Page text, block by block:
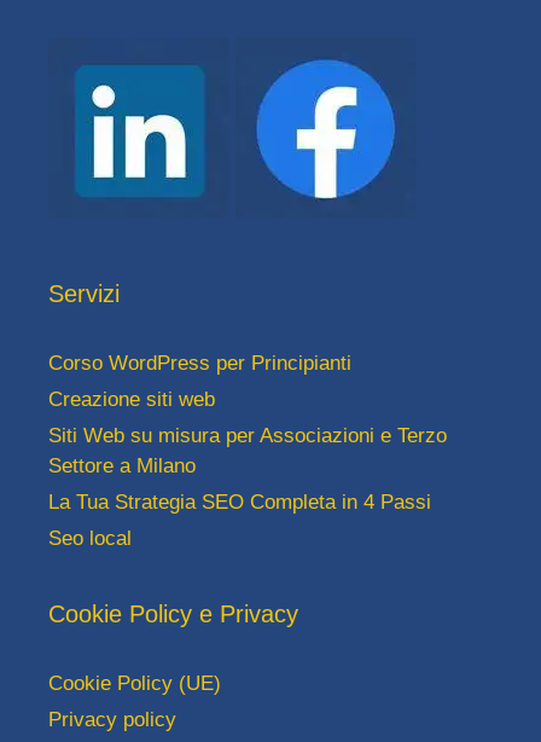
Servizi
Corso WordPress per Principianti
Creazione siti web
Siti Web su misura per Associazioni e Terzo
Settore a Milano
La Tua Strategia SEO Completa in 4 Passi
Seo local
Cookie Policy e Privacy
Cookie Policy (UE)
Privacy policy